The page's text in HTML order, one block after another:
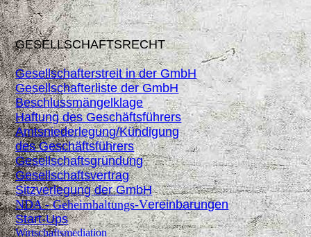
GESELLSCHAFTSRECHT
Gesellschafterstreit in der GmbH
Gesellschafterliste der GmbH
Beschlussmängelklage
Haftung des Geschäftsführers
Amtsniederlegung/Kündigung
desGeschäftsführers
Gesellschaftsgründung
Gesellschaftsvertrag
Sitzverlegung der GmbH
NDA - Geheimhaltungs-Vereinbarungen
Start-Ups
Wirtschaftsmediation